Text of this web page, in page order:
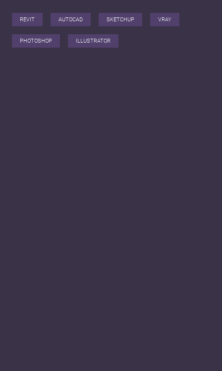
REVIT AUTOCAD SKETCHUP VRAY
PHOTOSHOP ILLUSTRATOR